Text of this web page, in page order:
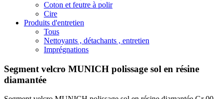
Coton et feutre à polir
Cire
Produits d'entretien
Tous
Nettoyants , détachants , entretien
Imprégnations
Segment velcro MUNICH polissage sol en résine
diamantée